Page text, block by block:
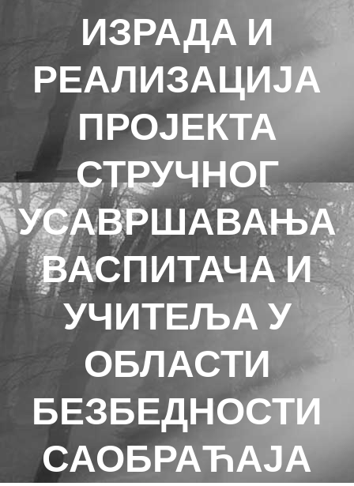
ИЗРАДА И
РЕАЛИЗАЦИЈА
ПРОЈЕКТА
СТРУЧНОГ
УСАВРШАВАЊА
ВАСПИТАЧА И
УЧИТЕЉА У
ОБЛАСТИ
БЕЗБЕДНОСТИ
САОБРАЋАЈА